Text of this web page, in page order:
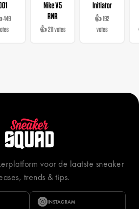
449
Nike V5
RNR
👍 211 votes
Initiator
👍 192
votes
voor de laatste sneaker
trends & tips.
INSTAGRAM